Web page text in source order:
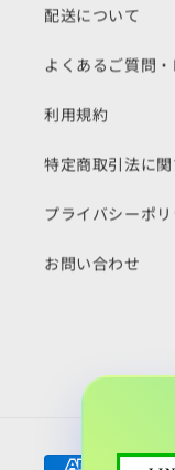
配送について
よくあるご質問・
利用規約
特定商取引法に
プライバシーポ
お問い合わせ
済